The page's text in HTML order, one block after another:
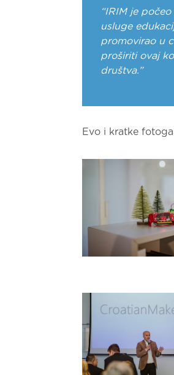
“IRIM je
usluge
promovirao u
proširiti ovaj
društva.”
Evo i kratke